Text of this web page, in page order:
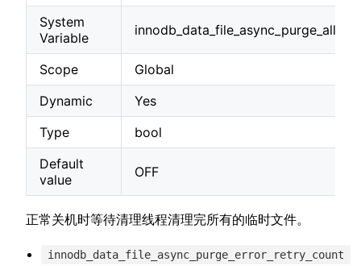
System
Variable
Scope
Global
Dynamic
Yes
Type
bool
Default
value
OFF
正常关机时等待清理线程清理完所有的临时文件。
innodb_data_file_async_purge_error_retry_count